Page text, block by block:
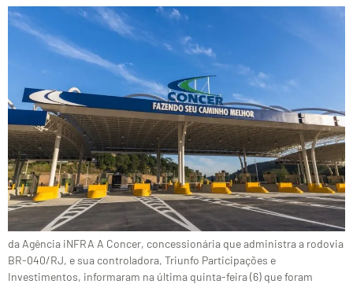
da Agência iNFRA A Concer, concessionária que administra a rodovia
BR-040/RJ, e sua controladora, Triunfo Participações e
Investimentos, informaram na última quinta-feira (6) que foram